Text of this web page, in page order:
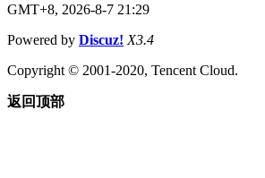
GMT+8, 2026-8-7 21:29
Powered by Discuz! X3.4
Copyright © 2001-2020, Tencent Cloud.
返回顶部